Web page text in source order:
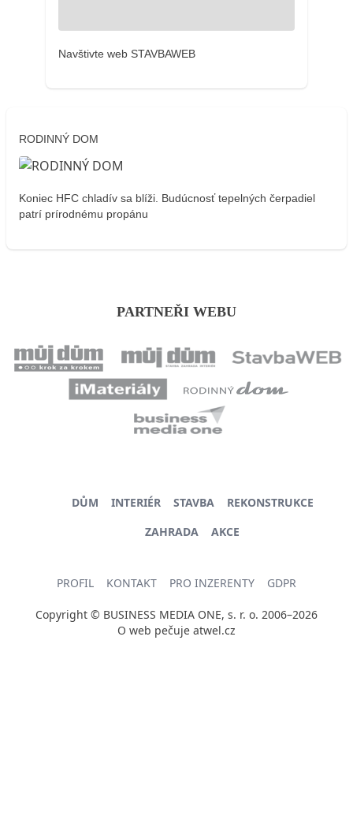
Navštivte web STAVBAWEB
RODINNÝ DOM
Koniec HFC chladív sa blíži. Budúcnosť tepelných čerpadiel
patrí prírodnému propánu
PARTNEŘI WEBU
DŮM INTERIÉR STAVBA
REKONSTRUKCE
ZAHRADA
AKCE
PROFIL KONTAKT PRO INZERENTY GDPR
Copyright © BUSINESS MEDIA ONE, s. r. o. 2006–2026